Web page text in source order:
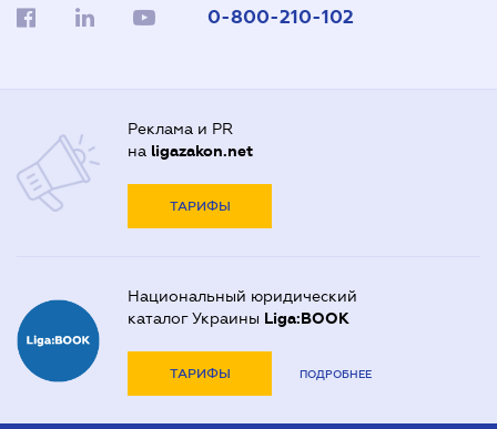
0-800-210-102
Реклама и PR
на ligazakon.net
ТАРИФЫ
Национальный юридический
каталог Украины Liga:BOOK
ТАРИФЫ ПОДРОБНЕЕ